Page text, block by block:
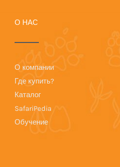
О НАС
О компании
Где купить?
Каталог
SafariPedia
Обучение